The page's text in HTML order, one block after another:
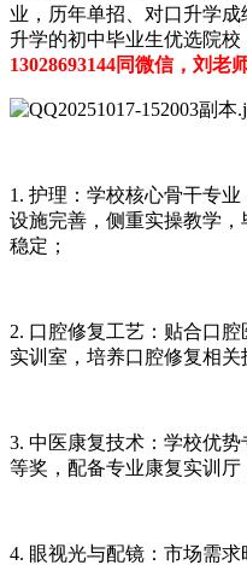
业，历年单招、对口升学
升学的初中毕业生优选院校
13028693144同微信，刘老师
1. 护理：学校核心骨干专
设施完善，侧重实操教学
稳定；
2. 口腔修复工艺：贴合口
实训室，培养口腔修复相关
3. 中医康复技术：学校优
等奖，配备专业康复实训厅
4. 眼视光与配镜：市场需